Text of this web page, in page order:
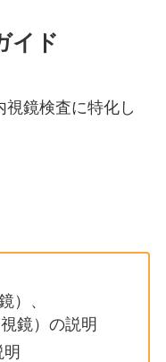
イド
視鏡検査に特化し
）、
鏡）の説明